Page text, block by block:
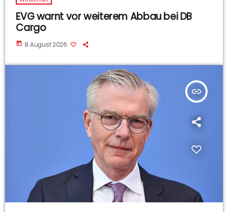
EVG warnt vor weiterem Abbau bei DB
Cargo
today 8 August 2026
insert_link